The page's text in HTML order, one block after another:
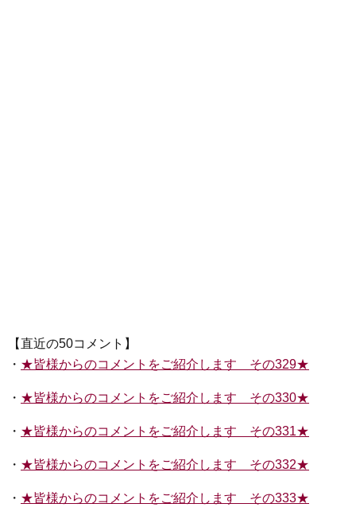
【直近の50コメント】
・ ★皆様からのコメントをご紹介します その329★
・ ★皆様からのコメントをご紹介します その330★
・ ★皆様からのコメントをご紹介します その331★
・ ★皆様からのコメントをご紹介します その332★
・ ★皆様からのコメントをご紹介します その333★